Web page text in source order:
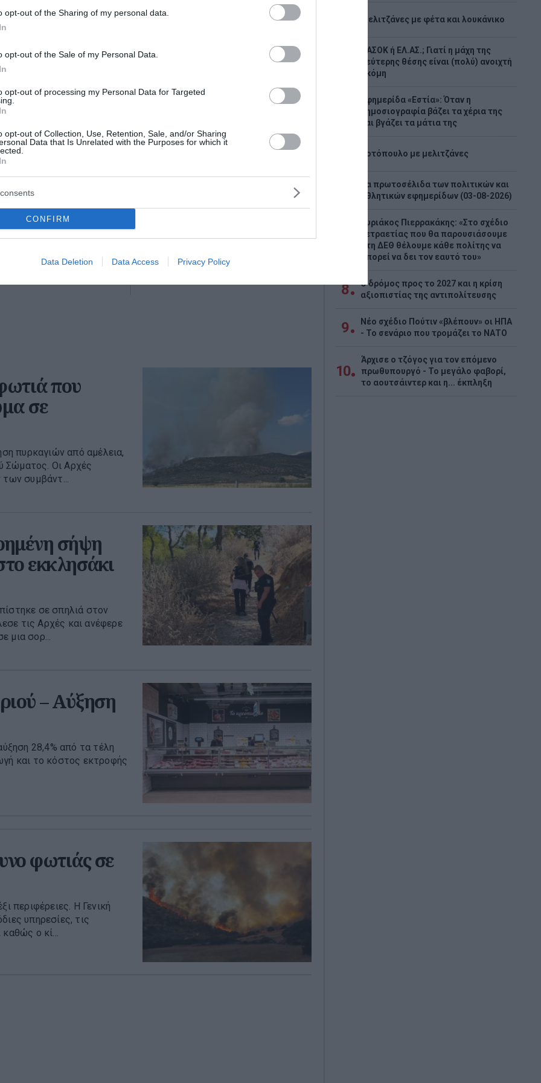
opt-out of the Sharing of my personal data.
opt-out of the Sale of my Personal Data.
opt-out of processing my Personal Data for Targeted
opt-out of Collection, Use, Retention, Sale, and/or Sharing
Data that Is Unrelated with the Purposes for which it
CONFIRM
Data Deletion Data Access Privacy Policy
πιθανόν από
βρέθηκε νεκρή,
πυροβολισμό, σε
Όπως ανέφερε στο
ο Νίκος
από τ...
57χρονη γυναίκα που είχε
εξαφανιστεί από την Κυψέλη
ανήκει η σορός
πτώματος σε σπηλιά στον Λυκαβηττό. Η
διαπιστώσ...
που
σε
πυρκαγιών από αμέλεια,
Σώματος. Οι Αρχές
συμβάντ...
σήψη
εκκλησάκι
σε σπηλιά στον
τις Αρχές και ανέφερε
μια σορ...
– Αύξηση
28,4% από τα τέλη
και το κόστος εκτροφής
φωτιάς σε
περιφέρειες. H Γενική
υπηρεσίες, τις
καθώς ο κί...
Μελιτζάνες με φέτα και λουκάνικο
ΠΑΣΟΚ ή ΕΛ.ΑΣ.; Γιατί η μάχη της
δεύτερης θέσης είναι (πολύ) ανοιχτή
ακόμη
Εφημερίδα «Εστία»: Όταν η
δημοσιογραφία βάζει τα χέρια της
και βγάζει τα μάτια της
Κοτόπουλο με μελιτζάνες
Τα πρωτοσέλιδα των πολιτικών και
αθλητικών εφημερίδων (03-08-2026)
Κυριάκος Πιερρακάκης: «Στο σχέδιο
τετραετίας που θα παρουσιάσουμε
στη ΔΕΘ θέλουμε κάθε πολίτης να
μπορεί να δει τον εαυτό του»
8
Ο δρόμος προς το 2027 και η κρίση
αξιοπιστίας της αντιπολίτευσης
9
Νέο σχέδιο Πούτιν «βλέπουν» οι ΗΠΑ
- Το σενάριο που τρομάζει το ΝΑΤΟ
10
Άρχισε ο τζόγος για τον επόμενο
πρωθυπουργό - Το μεγάλο φαβορί,
το αουτσάιντερ και η... έκπληξη